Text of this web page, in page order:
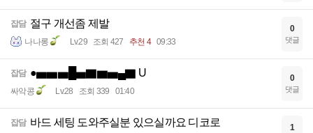
잡담 절구 개선좀 제발
나나롱 Lv.29 조회 427 추천 4 09:33
0
댓글
잡담 ●▅▅▅█▅▇▆▅▄▇ U
싸악콩 Lv.28 조회 339 01:40
0
댓글
잡담 바드 세팅 도와주실분 있으실까요 디코로 1